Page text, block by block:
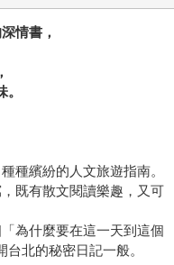
情書，
種繽紛的人文旅遊指南。
既有散文閱讀樂趣，又可
為什麼要在這一天到這個
北的秘密日記一般。